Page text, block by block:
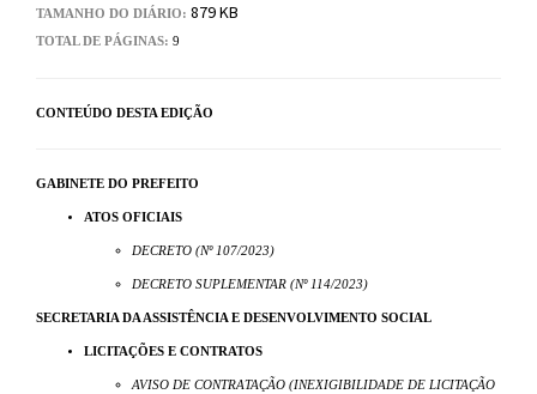
TAMANHO DO DIÁRIO: 879 KB
TOTAL DE PÁGINAS: 9
CONTEÚDO DESTA EDIÇÃO
GABINETE DO PREFEITO
ATOS OFICIAIS
DECRETO (Nº 107/2023)
DECRETO SUPLEMENTAR (Nº 114/2023)
SECRETARIA DA ASSISTÊNCIA E DESENVOLVIMENTO SOCIAL
LICITAÇÕES E CONTRATOS
AVISO DE CONTRATAÇÃO (INEXIGIBILIDADE DE LICITAÇÃO